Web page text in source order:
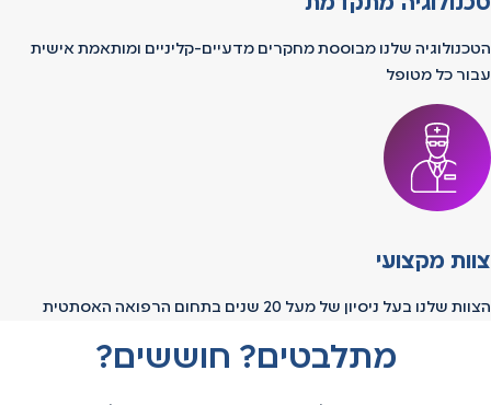
הטכנולוגיה שלנו מבוססת מחקרים מדעיים-קליניים ומותאמת אישית
עבור כל מטופל
צוות מקצועי
הצוות שלנו בעל ניסיון של מעל 20 שנים בתחום הרפואה האסתטית
מתלבטים? חוששים?